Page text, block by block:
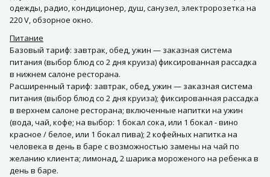
одежды, радио, кондиционер, душ, санузел, электророзетка на
220 V, обзорное окно.
Питание
Базовый тариф: завтрак, обед, ужин — заказная система
питания (выбор блюд со 2 дня круиза) фиксированная рассадка
в нижнем салоне ресторана.
Расширенный тариф: завтрак, обед, ужин — заказная система
питания (выбор блюд со 2 дня круиза); фиксированная рассадка
в верхнем салоне ресторана; включенные напитки на ужин
(вода, чай, кофе; на выбор: 1 бокал сока, или 1 бокал - вино
красное / белое, или 1 бокал пива); 2 кофейных напитка на
человека в день в баре с возможностью замены на чай по
желанию клиента; лимонад, 2 шарика мороженого на ребенка в
день в баре.